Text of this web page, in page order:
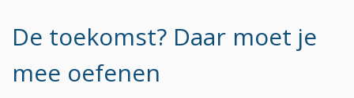
De toekomst? Daar moet je
mee oefenen